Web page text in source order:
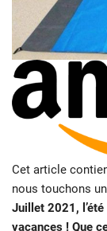
Cet article
nous touchons
Juillet 2021,
vacances ! Que